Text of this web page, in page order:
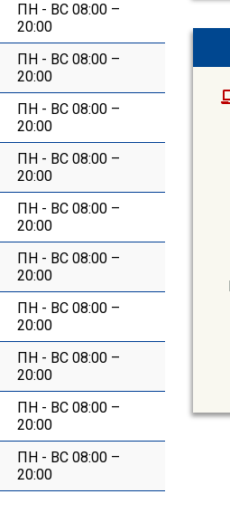
ПН - ВС 08:00 –
20:00
ПН - ВС 08:00 –
20:00
ПН - ВС 08:00 –
20:00
ПН - ВС 08:00 –
20:00
ПН - ВС 08:00 –
20:00
ПН - ВС 08:00 –
20:00
ПН - ВС 08:00 –
20:00
ПН - ВС 08:00 –
20:00
ПН - ВС 08:00 –
20:00
ПН - ВС 08:00 –
20:00